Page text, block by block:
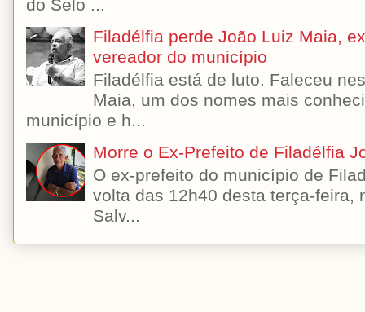
do Selo ...
Filadélfia perde João Luiz Maia,
vereador do município
Filadélfia está de luto. Faleceu
Maia, um dos nomes mais
município e h...
Morre o Ex-Prefeito de Filadélfia
O ex-prefeito do município de
volta das 12h40 desta terça-feira,
Salv...